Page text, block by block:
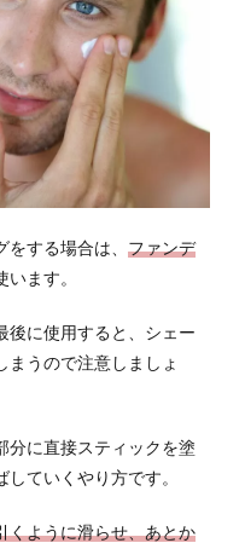
する場合は、 ファンデ
います。
後に使用すると、シェー
まうので注意しましょ
分に直接スティックを塗
ていくやり方です。
くように滑らせ、あとか